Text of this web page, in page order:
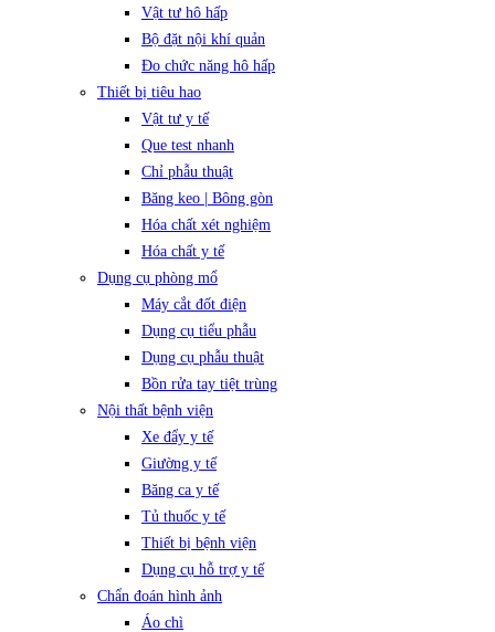
Vật tư hô hấp
Bộ đặt nội khí quản
Đo chức năng hô hấp
Thiết bị tiêu hao
Vật tư y tế
Que test nhanh
Chỉ phẫu thuật
Băng keo | Bông gòn
Hóa chất xét nghiệm
Hóa chất y tế
Dụng cụ phòng mổ
Máy cắt đốt điện
Dụng cụ tiểu phẫu
Dụng cụ phẫu thuật
Bồn rửa tay tiệt trùng
Nội thất bệnh viện
Xe đẩy y tế
Giường y tế
Băng ca y tế
Tủ thuốc y tế
Thiết bị bệnh viện
Dụng cụ hỗ trợ y tế
Chẩn đoán hình ảnh
Áo chì